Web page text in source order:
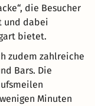
die Besucher
und dabei
bietet.
zudem zahlreiche
Bars. Die
Minuten